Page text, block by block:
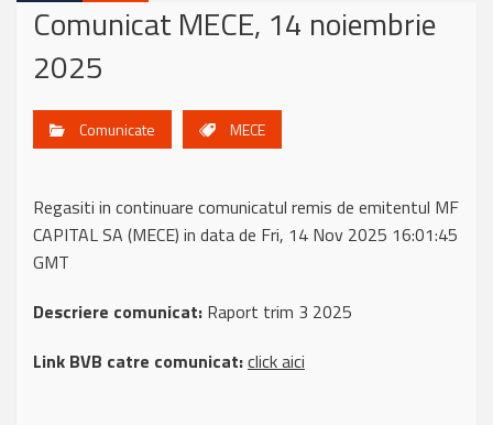
Comunicat MECE, 14 noiembrie
2025
Comunicate MECE
Regasiti in continuare comunicatul remis de emitentul MF
CAPITAL SA (MECE) in data de Fri, 14 Nov 2025 16:01:45
GMT
Descriere comunicat: Raport trim 3 2025
Link BVB catre comunicat:click aici